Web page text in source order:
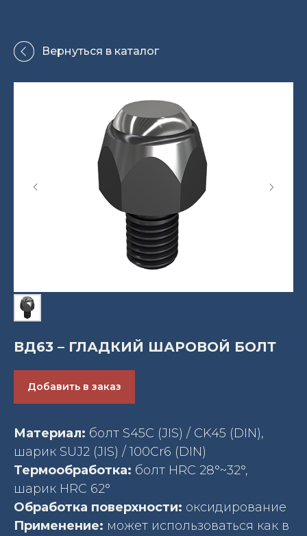
Вернуться в каталог
ВД63 – ГЛАДКИЙ ШАРОВОЙ БОЛТ
Добавить в заказ
Материал: болт S45C (JIS) / CK45 (DIN),
шарик SUJ2 (JIS) / 100Cr6 (DIN)
Термообработка: болт HRC 28°~32°,
шарик HRC 62°
Обработка поверхности: оксидирование
Применение: может использоваться как в